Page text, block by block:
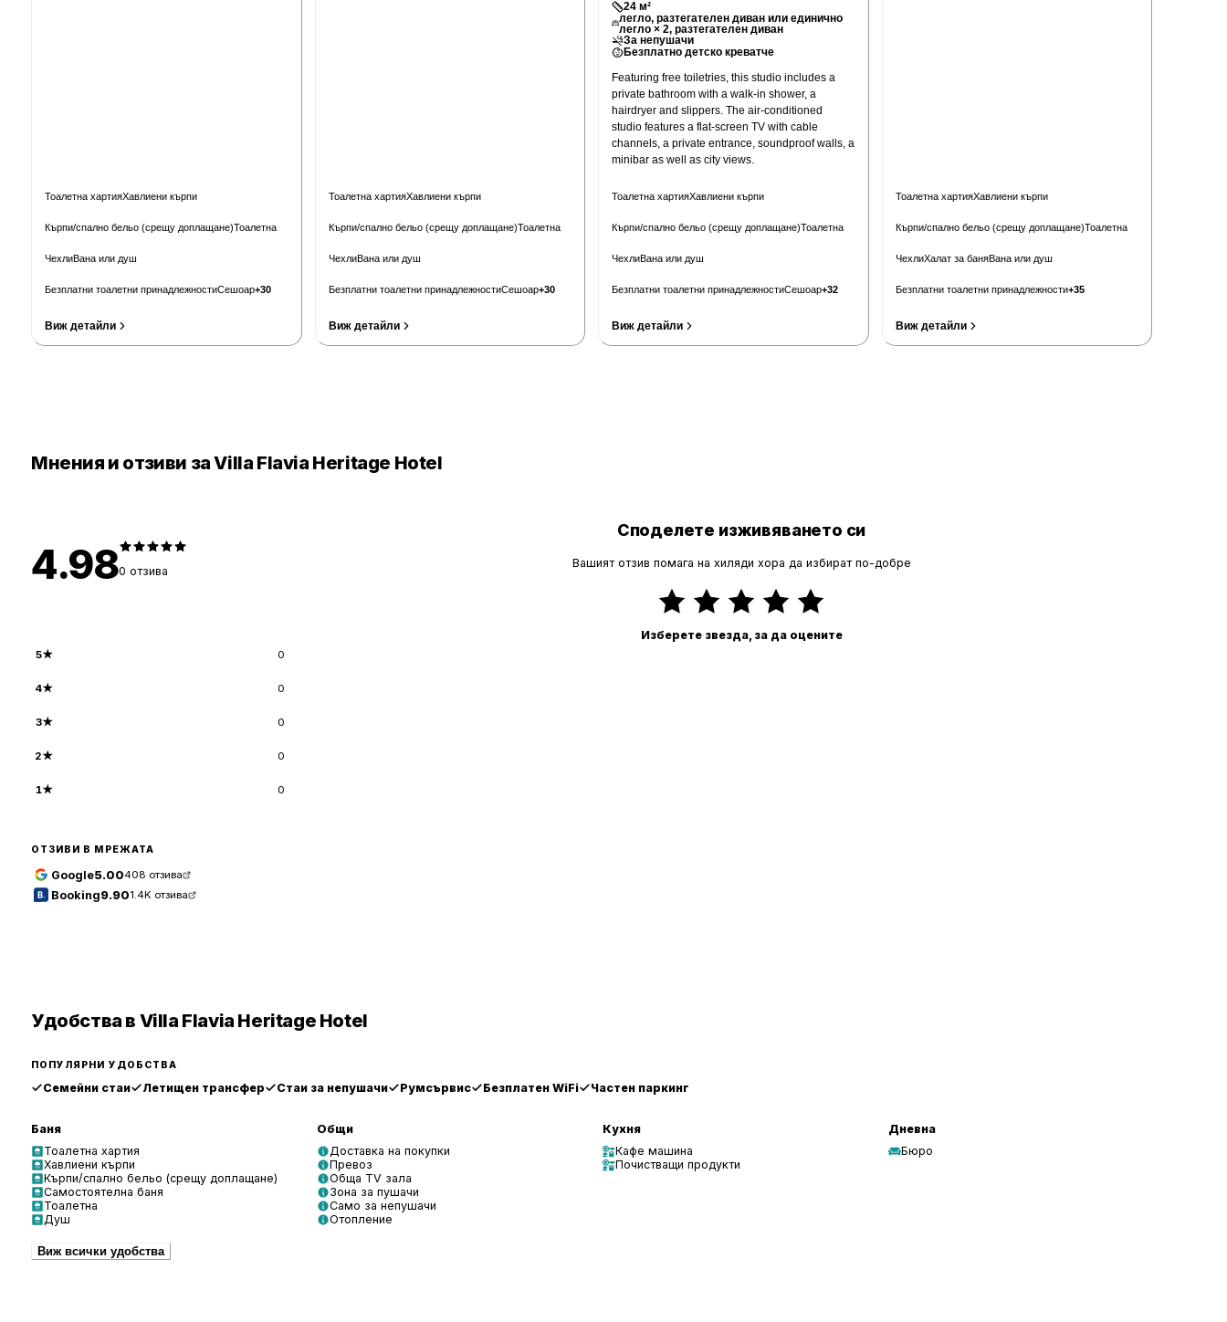
Тоалетна хартияХавлиени кърпи
Кърпи/спално бельо (срещу доплащане)Тоалетна
ЧехлиВана или душ
Безплатни тоалетни принадлежностиСешоар+30
Виж детайли
Тоалетна хартияХавлиени кърпи
Кърпи/спално бельо (срещу доплащане)Тоалетна
ЧехлиВана или душ
Безплатни тоалетни принадлежностиСешоар+30
Виж детайли
24 м²
легло, разтегателен диван или единично
легло × 2, разтегателен диван
За непушачи
Безплатно детско креватче
Featuring free toiletries, this studio includes a
private bathroom with a walk-in shower, a
hairdryer and slippers. The air-conditioned
studio features a flat-screen TV with cable
channels, a private entrance, soundproof walls, a
minibar as well as city views.
Тоалетна хартияХавлиени кърпи
Кърпи/спално бельо (срещу доплащане)Тоалетна
ЧехлиВана или душ
Безплатни тоалетни принадлежностиСешоар+32
Виж детайли
Тоалетна хартияХавлиени кърпи
Кърпи/спално бельо (срещу доплащане)Тоалетна
ЧехлиХалат за баняВана или душ
Безплатни тоалетни принадлежности+35
Виж детайли
Мнения и отзиви за Villa Flavia Heritage Hotel
4.980 отзива
5★ 0
4★ 0
3★ 0
2★ 0
1★ 0
ОТЗИВИ В МРЕЖАТА
Google5.00408 отзива
Booking9.901.4K отзива
Споделете изживяването си
Вашият отзив помага на хиляди хора да избират по-добре
Изберете звезда, за да оцените
Удобства в Villa Flavia Heritage Hotel
ПОПУЛЯРНИ УДОБСТВА
Семейни стаи Летищен трансфер Стаи за непушачи Румсървис Безплатен WiFi Частен паркинг
Баня
Тоалетна хартия
Хавлиени кърпи
Кърпи/спално бельо (срещу доплащане)
Самостоятелна баня
Тоалетна
Душ
Общи
Доставка на покупки
Превоз
Обща TV зала
Зона за пушачи
Само за непушачи
Отопление
Кухня
Кафе машина
Почистващи продукти
Дневна
Бюро
Виж всички удобства